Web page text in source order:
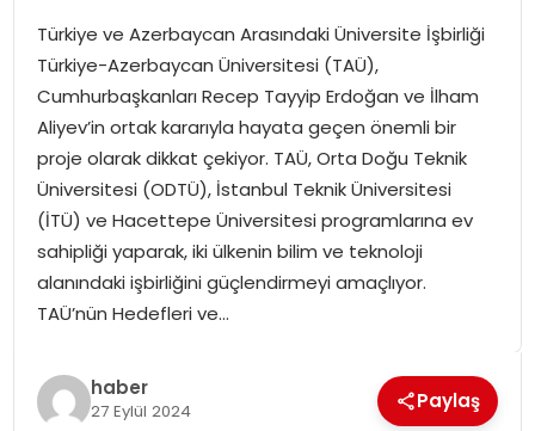
SPOR
GÜNDEM
MAGAZIN
Türkiye ve Azerbaycan Arasındaki Üniversite İşbirliği
Türkiye-Azerbaycan Üniversitesi (TAÜ),
Cumhurbaşkanları Recep Tayyip Erdoğan ve İlham
Aliyev’in ortak kararıyla hayata geçen önemli bir
proje olarak dikkat çekiyor. TAÜ, Orta Doğu Teknik
Üniversitesi (ODTÜ), İstanbul Teknik Üniversitesi
(İTÜ) ve Hacettepe Üniversitesi programlarına ev
sahipliği yaparak, iki ülkenin bilim ve teknoloji
alanındaki işbirliğini güçlendirmeyi amaçlıyor.
TAÜ’nün Hedefleri ve…
haber
27 Eylül 2024 Paylaş